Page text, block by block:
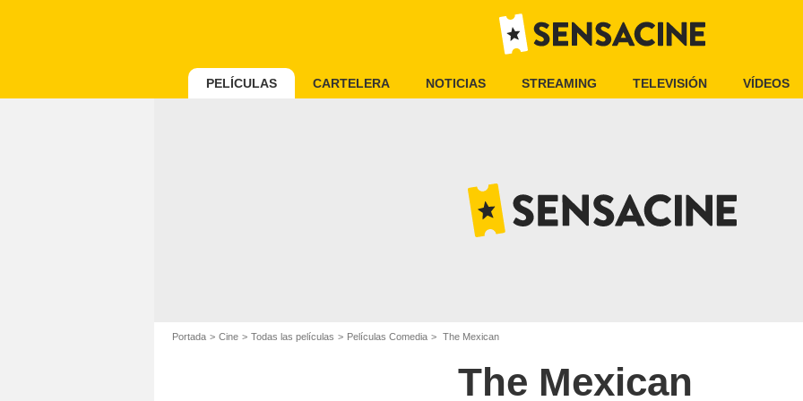
PELÍCULAS CARTELERA NOTICIAS STREAMING TELEVISIÓN VÍDEOS
Portada Cine Todas las películas Películas Comedia The Mexican
The Mexican